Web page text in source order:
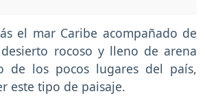
el mar Caribe acompañado de
rocoso y lleno de arena
de los pocos lugares del país,
este tipo de paisaje.